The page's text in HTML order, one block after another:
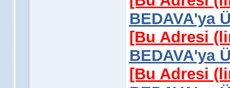
BEDAVA'ya
[Bu Adresi
BEDAVA'ya
[Bu Adresi